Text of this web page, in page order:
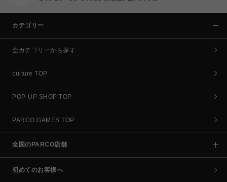
カテゴリー
全カテゴリーから探す
culture TOP
POP-UP SHOP TOP
PARCO GAMES TOP
全国のPARCO店舗
初めてのお客様へ